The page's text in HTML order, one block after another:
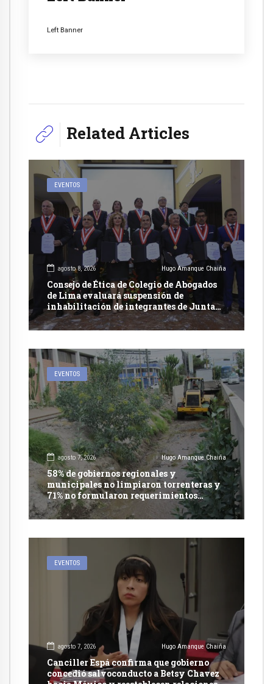
Left Banner
Related Articles
EVENTOS
agosto 8, 2026 Hugo Amanque Chaiña
Consejo de Ética de Colegio de Abogados
de Lima evaluará suspensión de
inhabilitación de integrantes de Junta
Nacional de Justicia
EVENTOS
agosto 7, 2026 Hugo Amanque Chaiña
58% de gobiernos regionales y
municipales no limpiaron torrenteras y
71% no formularon requerimientos
presupuestales afirma informe de
Contraloría
EVENTOS
agosto 7, 2026 Hugo Amanque Chaiña
Canciller Espá confirma que gobierno
concedió salvoconducto a Betsy Chavez